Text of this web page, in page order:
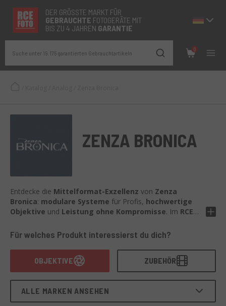
DER GRÖSSTE MARKT FÜR
GEBRAUCHTE FOTOGERÄTE MIT
BIS ZU 4 JAHREN GARANTIE
Suche unter 19.175 garantierten Gebrauchtartikeln
0
ZENZA BRONICA
Entdecke die Mittelformat-Exzellenz von Zenza
Bronica: modulare Systeme für Profis, hochwertige
Objektive und Leistung ohne Kompromisse. Im RCE
Objektive und Zubehör, sorgfältigausgewählt,
verantwortungsbewusste, nachhaltigeEntscheidung –
mit Fokus auflanganhaltende Qualität.
Für welches Produkt interessierst du dich?
OBJEKTIVE ZUBEHÖR
ALLE MARKEN ANSEHEN